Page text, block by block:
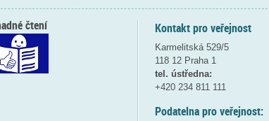
Kontakt pro veřejnost
Karmelitská 529/5
118 12 Praha 1
tel. ústředna:
+420 234 811 111
Podatelna pro veřejnost:
čtení